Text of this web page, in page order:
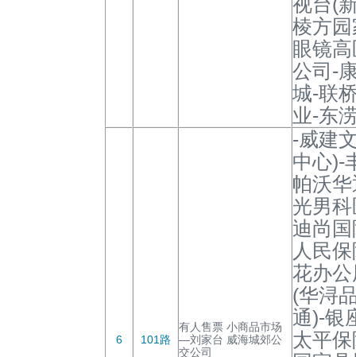
棱方
眼镜
公司-
城-联
业-东
6 101路
有人售票 小商品市场
—刘家台 威海城郊公
交公司
-威建
中心)-
帕沃
光男
迪尚
人民
花办
(华浔
通)-银
太平